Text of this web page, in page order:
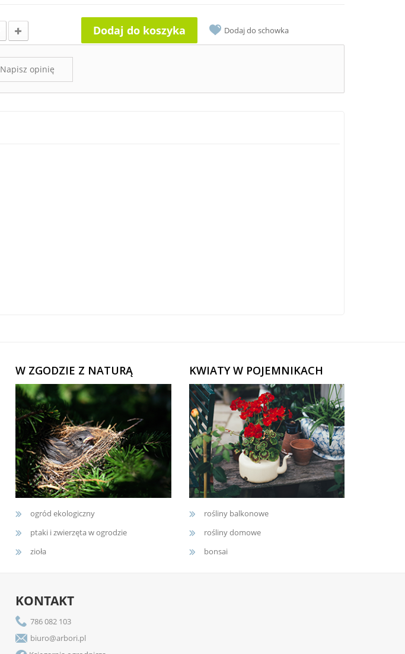
Dodaj do koszyka Dodaj do schowka
Napisz opinię
W ZGODZIE Z NATURĄ
ogród ekologiczny
ptaki i zwierzęta w ogrodzie
zioła
KWIATY W POJEMNIKACH
rośliny balkonowe
rośliny domowe
bonsai
KONTAKT
786 082 103
biuro@arbori.pl